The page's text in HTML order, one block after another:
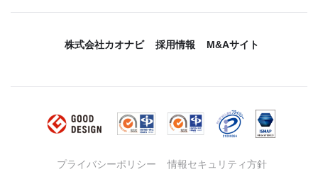
株式会社カオナビ 採用情報 M&Aサイト
プライバシーポリシー 情報セキュリティ方針